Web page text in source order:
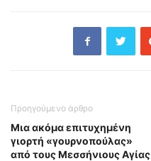
Προηγούμενο άρθρο
Μια ακόμα επιτυχημένη
γιορτή «γουρνοπούλας»
από τους Μεσσήνιους Αγίας